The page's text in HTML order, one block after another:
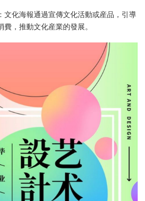
文化海報通過宣傳文化活動或産品，引導
費，推動文化産業的發展。